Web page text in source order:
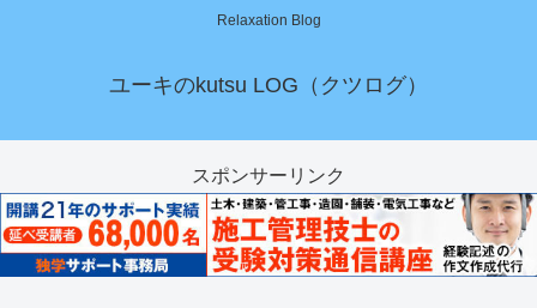
Relaxation Blog
ユーキのkutsu LOG（クツログ）
スポンサーリンク